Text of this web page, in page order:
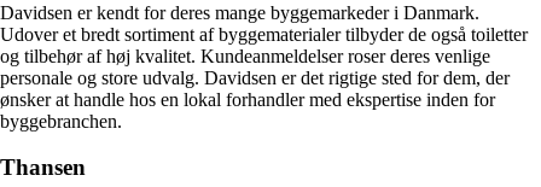
Davidsen er kendt for deres mange byggemarkeder i Danmark.
Udover et bredt sortiment af byggematerialer tilbyder de også toiletter
og tilbehør af høj kvalitet. Kundeanmeldelser roser deres venlige
personale og store udvalg. Davidsen er det rigtige sted for dem, der
ønsker at handle hos en lokal forhandler med ekspertise inden for
byggebranchen.
Thansen